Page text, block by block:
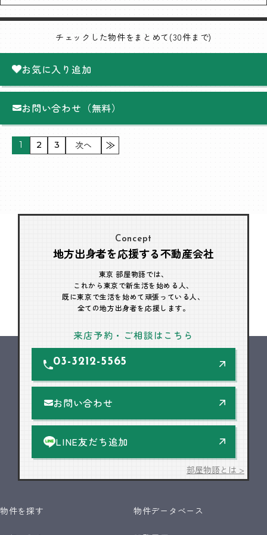
チェックした物件をまとめて(30件まで)
お気に入り追加
お問い合わせ（無料）
1 2 3 次へ
Concept
地方出身者を応援する不動産会社
東京 部屋物語では、
これから東京で新生活を始める人、
既に東京で生活を始めて頑張っている人、
全ての地方出身者を応援します。
来店予約・ご相談はこちら
03-3212-5565
お問い合わせ
LINE友だち追加
部屋物語とは >
物件を探す 物件データベース